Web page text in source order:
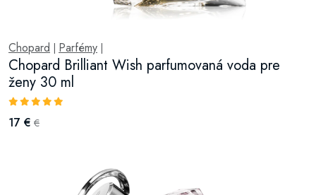
Chopard Parfémy
Chopard Brilliant Wish parfumovaná voda pre
ženy 30 ml
17 € €